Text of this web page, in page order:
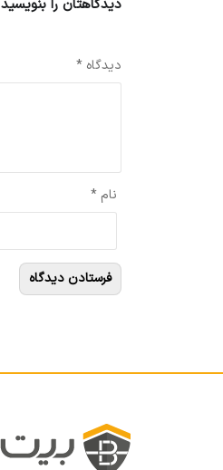
دیدگاهتان را بنویسید
دیدگاه *
نام *